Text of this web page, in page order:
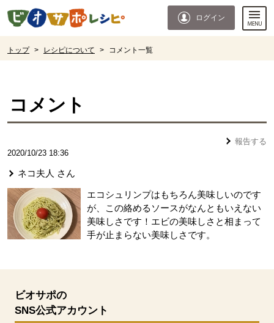
ページの先頭です。
ログイン
トップ > レシピについて > コメント一覧
コメント
報告する
2020/10/23 18:36
ネコ夫人 さん
エコシュリンプはもちろん美味しいのです
が、この絡めるソースがなんともいえない
美味しさです！エビの美味しさと相まって
手が止まらない美味しさです。
ビオサポの
SNS公式アカウント